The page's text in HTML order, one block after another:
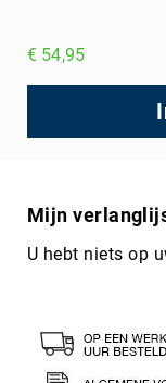
€ 54,95
Mijn
U hebt niets op